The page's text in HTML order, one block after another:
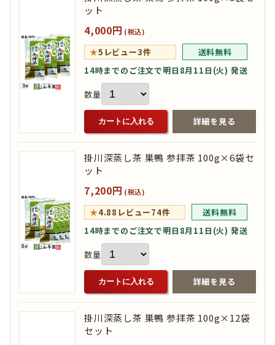
ット
4,000円 (税込)
★5 レビュー3件
送料無料
14時までのご注文で明日8月11日(火) 発送
数量
カートに入れる 詳細を見る
掛川深蒸し茶 巣鴨 参拝茶 100g×6袋セ
ット
7,200円 (税込)
★4.88 レビュー74件
送料無料
14時までのご注文で明日8月11日(火) 発送
数量
カートに入れる 詳細を見る
掛川深蒸し茶 巣鴨 参拝茶 100g×12袋
セット